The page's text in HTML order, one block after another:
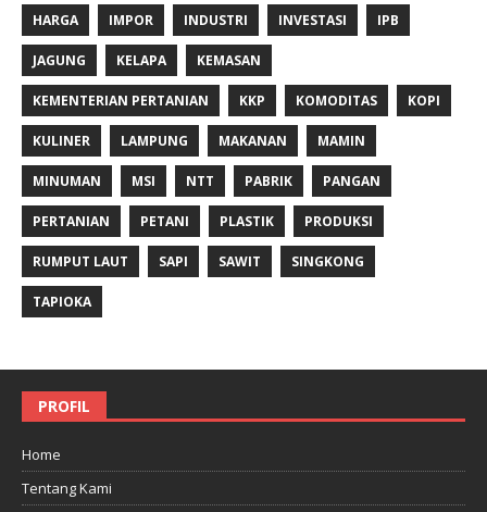
HARGA IMPOR INDUSTRI INVESTASI IPB
JAGUNG KELAPA KEMASAN
KEMENTERIAN PERTANIAN KKP KOMODITAS KOPI
KULINER LAMPUNG MAKANAN MAMIN
MINUMAN MSI NTT PABRIK PANGAN
PERTANIAN PETANI PLASTIK PRODUKSI
RUMPUT LAUT SAPI SAWIT SINGKONG
TAPIOKA
PROFIL
Home
Tentang Kami